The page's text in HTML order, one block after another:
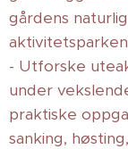
gårdens
- Utforske
under
praktiske
sanking,